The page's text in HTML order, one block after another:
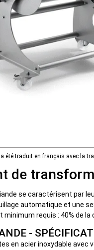
a été traduit en français avec la
de
se caractérisent par
automatique et une
requis : 40% de la
-
en acier inoxydable avec